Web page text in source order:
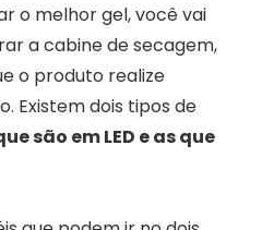
o melhor gel, você vai
a cabine de secagem,
o produto realize
Existem dois tipos de
são em LED e as que